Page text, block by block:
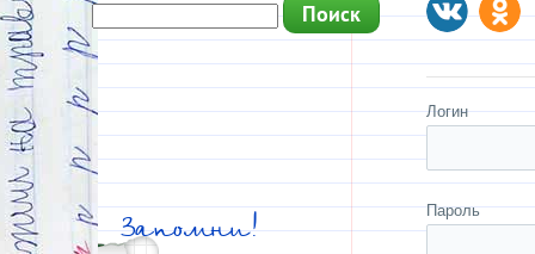
Запомни!
Логин
Пароль